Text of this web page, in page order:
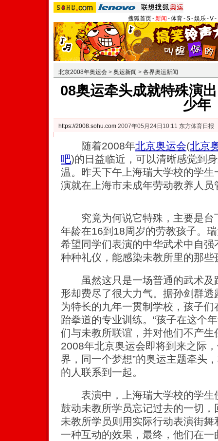
搜狐首页-新闻 -体育-S-娱乐-V-
北京2008年奥运会 > 奥运新闻 > 各界奥运新闻
08奥运牵头成就特殊演
少年
https://2008.sohu.com 2007年05月24日10:11 东方体育日报
随着2008年北京奥运会(北京
吧)的日益临近，可以清晰感觉到
温。昨天下午上海瑞大学校的学
演就在上海市未成年劳动教养人员
究竟为何说它特殊，主要是台
年龄在16到18周岁的劳教孩子。
希望同学们表演的中华武术中自
种种礼仪，能感染未教所里的那些
虽然这只是一场普通的武术及
形却费尽了很大力气。据孙剑群
为特长的九年一贯制学校，孩子
跆拳道的专业训练。“孩子在这个
们与未教所联谊，并对他们不产生
2008年北京奥运会即将到来之际
界，同一个梦想”的奥运主题牵头
的人联系到一起。
表演中，上海瑞大学校的学生
鼓动未教所学员忘记过去的一切
未教所学员则用实际行动表演街
一种互动的效果，最终，他们在一